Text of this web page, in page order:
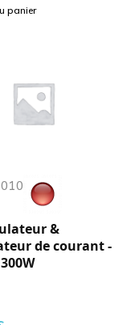
panier
&
de courant -